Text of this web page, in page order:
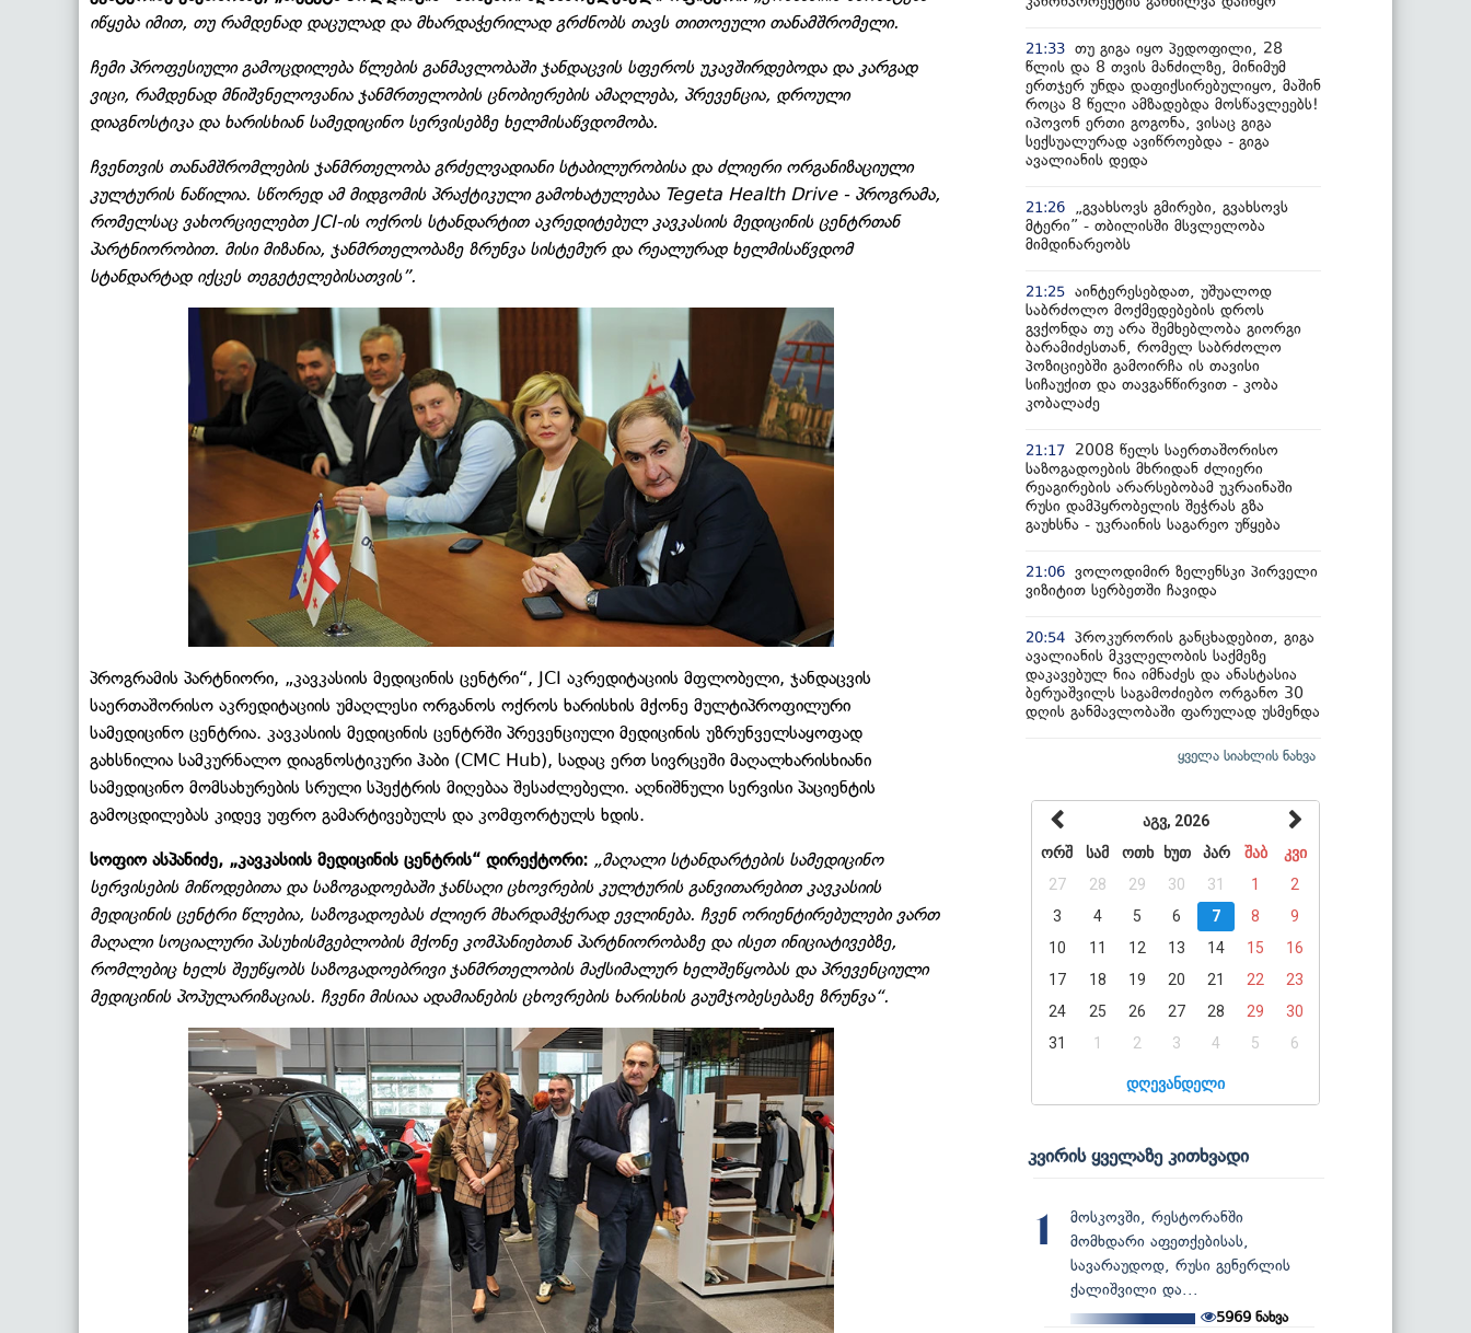
იწყება იმით, თუ რამდენად დაცულად და მხარდაჭერილად გრძნობს თავს თითოეული თანამშრომელი.
ჩემი პროფესიული გამოცდილება წლების განმავლობაში ჯანდაცვის სფეროს უკავშირდებოდა და კარგად
ვიცი, რამდენად მნიშვნელოვანია ჯანმრთელობის ცნობიერების ამაღლება, პრევენცია, დროული
დიაგნოსტიკა და ხარისხიან სამედიცინო სერვისებზე ხელმისაწვდომობა.
ჩვენთვის თანამშრომლების ჯანმრთელობა გრძელვადიანი სტაბილურობისა და ძლიერი ორგანიზაციული
კულტურის ნაწილია. სწორედ ამ მიდგომის პრაქტიკული გამოხატულებაა Tegeta Health Drive - პროგრამა,
რომელსაც ვახორციელებთ JCI-ის ოქროს სტანდარტით აკრედიტებულ კავკასიის მედიცინის ცენტრთან
პარტნიორობით. მისი მიზანია, ჯანმრთელობაზე ზრუნვა სისტემურ და რეალურად ხელმისაწვდომ
სტანდარტად იქცეს თეგეტელებისათვის”.
პროგრამის პარტნიორი, „კავკასიის მედიცინის ცენტრი“, JCI აკრედიტაციის მფლობელი, ჯანდაცვის
საერთაშორისო აკრედიტაციის უმაღლესი ორგანოს ოქროს ხარისხის მქონე მულტიპროფილური
სამედიცინო ცენტრია. კავკასიის მედიცინის ცენტრში პრევენციული მედიცინის უზრუნველსაყოფად
გახსნილია სამკურნალო დიაგნოსტიკური ჰაბი (CMC Hub), სადაც ერთ სივრცეში მაღალხარისხიანი
სამედიცინო მომსახურების სრული სპექტრის მიღებაა შესაძლებელი. აღნიშნული სერვისი პაციენტის
გამოცდილებას კიდევ უფრო გამარტივებულს და კომფორტულს ხდის.
სოფიო ასპანიძე, „კავკასიის მედიცინის ცენტრის“ დირექტორი: „მაღალი სტანდარტების სამედიცინო
სერვისების მიწოდებითა და საზოგადოებაში ჯანსაღი ცხოვრების კულტურის განვითარებით კავკასიის
მედიცინის ცენტრი წლებია, საზოგადოებას ძლიერ მხარდამჭერად ევლინება. ჩვენ ორიენტირებულები ვართ
მაღალი სოციალური პასუხისმგებლობის მქონე კომპანიებთან პარტნიორობაზე და ისეთ ინიციატივებზე,
რომლებიც ხელს შეუწყობს საზოგადოებრივი ჯანმრთელობის მაქსიმალურ ხელშეწყობას და პრევენციული
მედიცინის პოპულარიზაციას. ჩვენი მისიაა ადამიანების ცხოვრების ხარისხის გაუმჯობესებაზე ზრუნვა“.
21:33 თუ გიგა იყო პედოფილი, 28
წლის და 8 თვის მანძილზე, მინიმუმ
ერთჯერ უნდა დაფიქსირებულიყო, მაშინ
როცა 8 წელი ამზადებდა მოსწავლეებს!
იპოვონ ერთი გოგონა, ვისაც გიგა
სექსუალურად ავიწროებდა - გიგა
ავალიანის დედა
21:26
„გვახსოვს გმირები, გვახსოვს
მტერი” - თბილისში მსვლელობა
მიმდინარეობს
21:25 აინტერესებდათ, უშუალოდ
საბრძოლო მოქმედებების დროს
გვქონდა თუ არა შემხებლობა გიორგი
ბარამიძესთან, რომელ საბრძოლო
პოზიციებში გამოირჩა ის თავისი
სიჩაუქით და თავგანწირვით - კობა
კობალაძე
21:17
2008 წელს საერთაშორისო
საზოგადოების მხრიდან ძლიერი
რეაგირების არარსებობამ უკრაინაში
რუსი დამპყრობელის შეჭრას გზა
გაუხსნა - უკრაინის საგარეო უწყება
21:06 ვოლოდიმირ ზელენსკი პირველი
ვიზიტით სერბეთში ჩავიდა
20:54 პროკურორის განცხადებით, გიგა
ავალიანის მკვლელობის საქმეზე
დაკავებულ ნია იმნაძეს და ანასტასია
ბერუაშვილს საგამოძიებო ორგანო 30
დღის განმავლობაში ფარულად უსმენდა
ყველა სიახლის ნახვა
აგვ, 2026
ორშ
სამ ოთხ ხუთ პარ შაბ
კვი
27
28 29 30 31 1
2
3
4 5 6 7 8
9
10
11 12 13 14 15
16
17
18 19 20 21 22
23
24
25 26 27 28 29
30
31
1 2 3 4 5 6
დღევანდელი
კვირის ყველაზე კითხვადი
1
მოსკოვში, რესტორანში
მომხდარი აფეთქებისას,
სავარაუდოდ, რუსი გენერლის
ქალიშვილი და...
5969 ნახვა